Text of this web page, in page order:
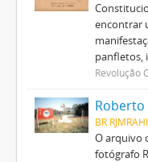
encontrar
panfletos,
Revolução
BR
O arquivo
fotógrafo